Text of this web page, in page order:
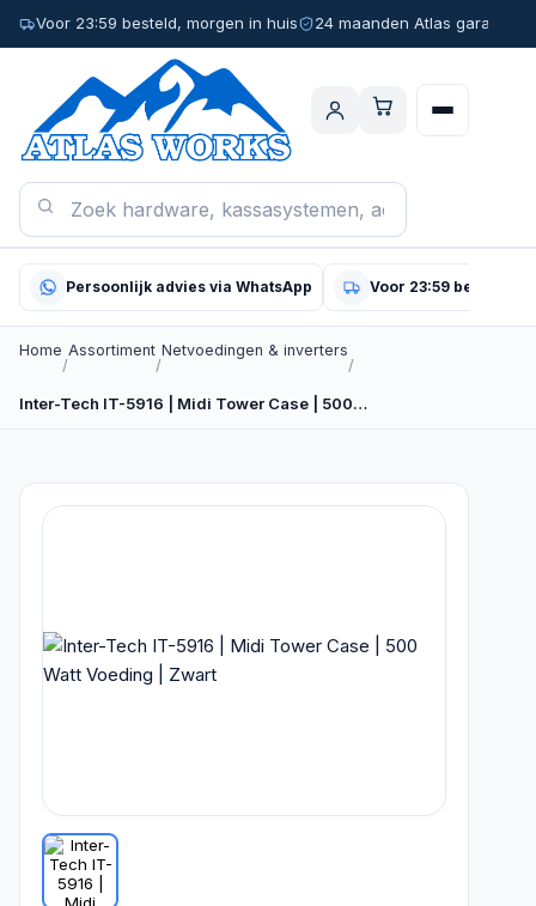
Voor 23:59 besteld, morgen in huis 24 maanden Atlas garantie
Persoonlijk advies via WhatsApp Voor 23:59 besteld,
Home
/
Assortiment
/
Netvoedingen & inverters
/
Inter-Tech IT-5916 | Midi Tower Case | 500…